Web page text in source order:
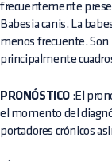
frecuentemente
Babesia canis. La
menos frecuente. Son
principalmente
PRONÓSTICO :El
el momento del
portadores crónicos